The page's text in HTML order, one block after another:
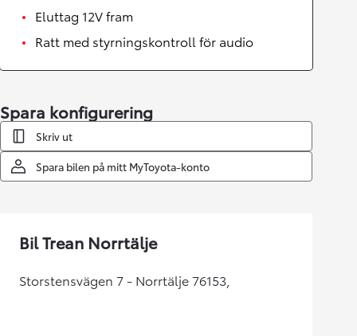
Eluttag 12V fram
Ratt med styrningskontroll för audio
Spara konfigurering
Skriv ut
Spara bilen på mitt MyToyota-konto
Bil Trean Norrtälje
Storstensvägen 7 - Norrtälje 76153,